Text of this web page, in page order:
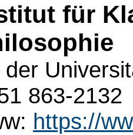
für
der
863-2132
https://